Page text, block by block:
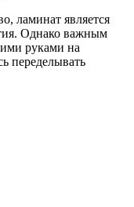
ламинат является
Однако важным
руками на
переделывать